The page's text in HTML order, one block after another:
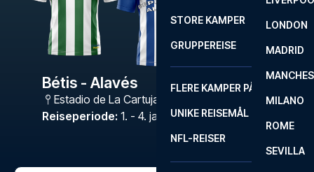
LONDON
MADRID
MILANO
ROME
SEVILLA
STORE KAMPER
GRUPPEREISE
FLERE KAMPER PÅ ÉN REISE
UNIKE REISEMÅL
NFL-REISER
Bétis - Alavés
Estadio de La Cartuja
Reiseperiode: 1. - 4. jan. 2027